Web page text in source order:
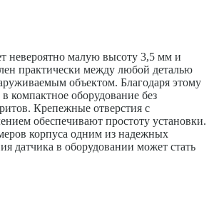
невероятно малую высоту 3,5 мм и
практически между любой деталью
объектом. Благодаря этому
компактное оборудование без
Крепежные отверстия с
обеспечивают простоту установки.
корпуса одним из надежных
датчика в оборудовании может стать